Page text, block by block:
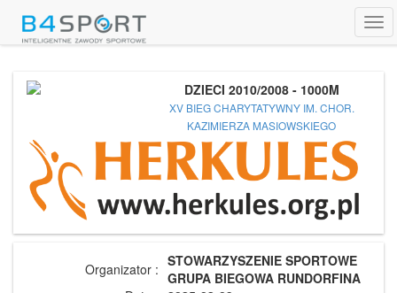
DZIECI 2010/2008 - 1000M
XV BIEG CHARYTATYWNY IM. CHOR.
KAZIMIERZA MASIOWSKIEGO
Organizator : STOWARZYSZENIE SPORTOWE
GRUPA BIEGOWA RUNDORFINA